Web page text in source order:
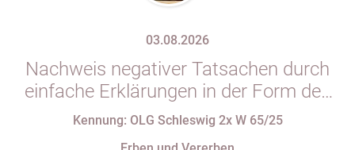
03.08.2026
Nachweis negativer Tatsachen durch
einfache Erklärungen in der Form des
§ 29 GBO (hier: Nichtgeltendmachung
Kennung: OLG Schleswig 2x W 65/25